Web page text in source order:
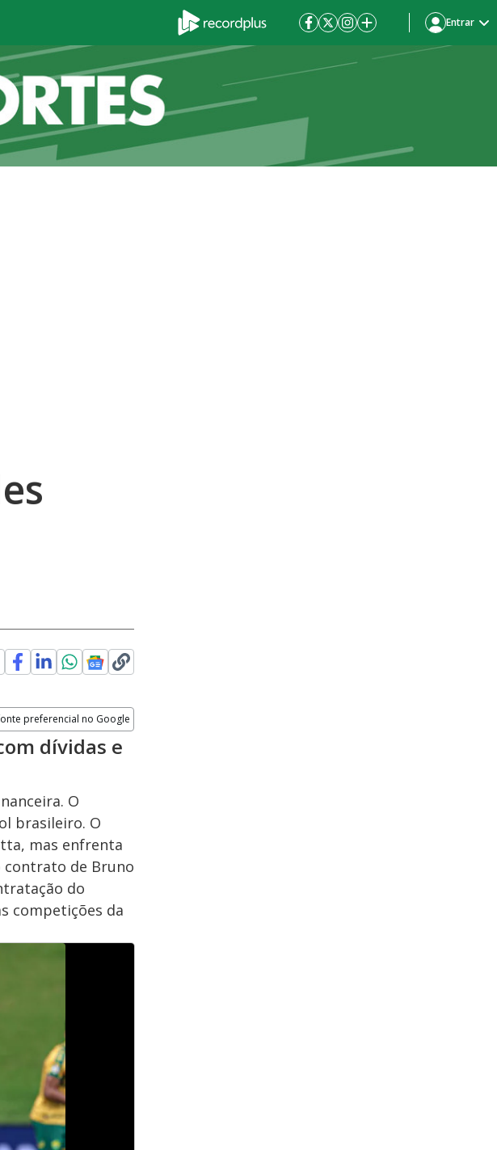
Entrar
preferencial no Google
dívidas e
O
brasileiro. O
mas enfrenta
contrato de Bruno
do
competições da